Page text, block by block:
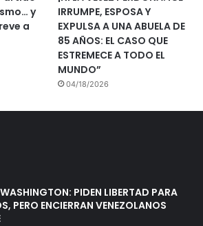
y
a
IRRUMPE, ESPOSA Y
EXPULSA A UNA ABUELA DE
85 AÑOS: EL CASO QUE
ESTREMECE A TODO EL
MUNDO”
04/18/2026
PIDEN LIBERTAD PARA
PERO ENCIERRAN VENEZOLANOS